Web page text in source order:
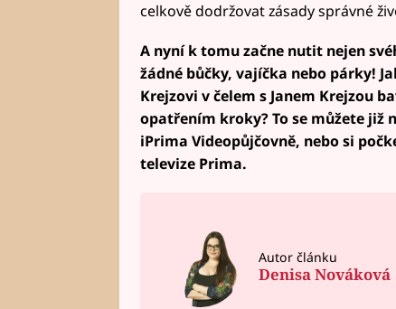
celkově dodržovat zásady správné
A nyní k tomu začne nutit nejen
žádné bůčky, vajíčka nebo párky!
Krejzovi v čelem s Janem Krejzou
opatřením kroky? To se můžete již
iPrima Videopůjčovně, nebo si
televize Prima.
Autor článku
Denisa Nováková